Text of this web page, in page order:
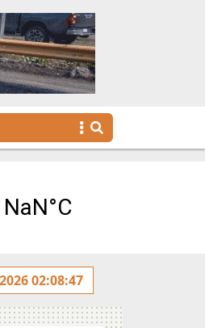
presentó la Plataforma
02:08:47